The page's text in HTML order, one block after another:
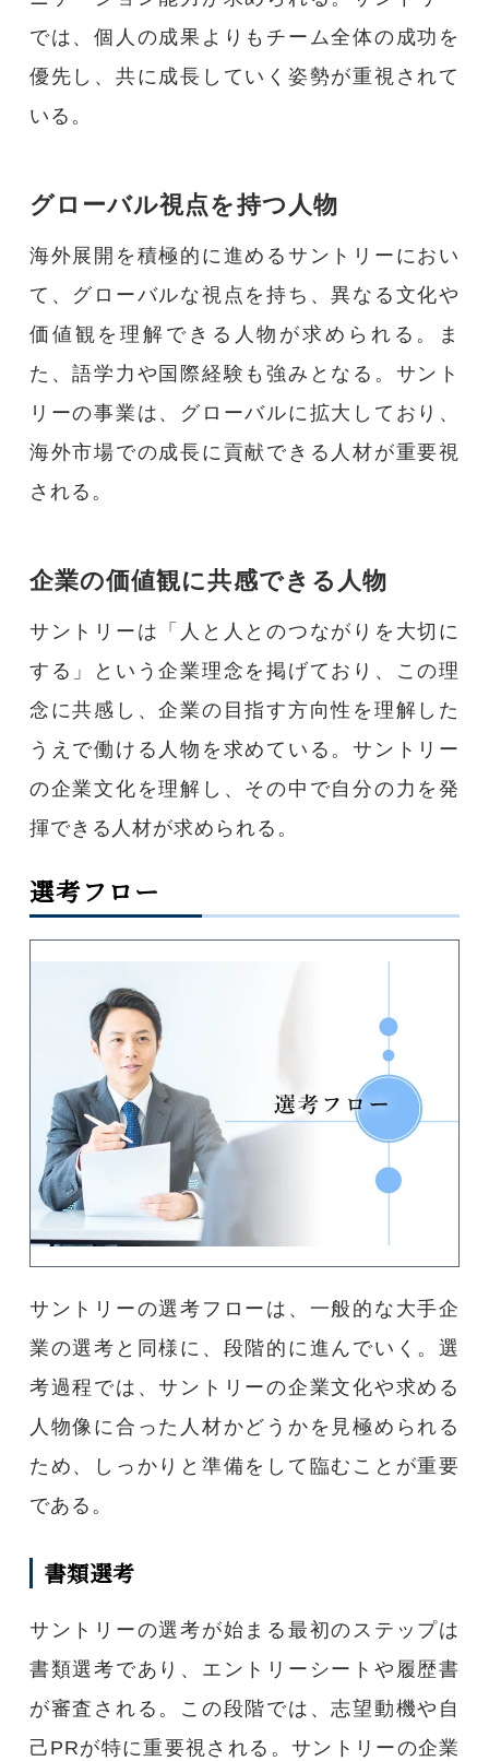
では、個人の成果よりもチーム全体の成功を
優先し、共に成長していく姿勢が重視されて
いる。
グローバル視点を持つ人物
海外展開を積極的に進めるサントリーにおい
て、グローバルな視点を持ち、異なる文化や
価値観を理解できる人物が求められる。ま
た、語学力や国際経験も強みとなる。サント
リーの事業は、グローバルに拡大しており、
海外市場での成長に貢献できる人材が重要視
される。
企業の価値観に共感できる人物
サントリーは「人と人とのつながりを大切に
する」という企業理念を掲げており、この理
念に共感し、企業の目指す方向性を理解した
うえで働ける人物を求めている。サントリー
の企業文化を理解し、その中で自分の力を発
揮できる人材が求められる。
選考フロー
サントリーの選考フローは、一般的な大手企
業の選考と同様に、段階的に進んでいく。選
考過程では、サントリーの企業文化や求める
人物像に合った人材かどうかを見極められる
ため、しっかりと準備をして臨むことが重要
である。
書類選考
サントリーの選考が始まる最初のステップは
書類選考であり、エントリーシートや履歴書
が審査される。この段階では、志望動機や自
己PRが特に重要視される。サントリーの企業